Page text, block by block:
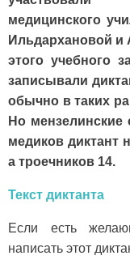
медицинского
Ильдархановой и
этого учебного
записывали
обычно в таких
Но мензелинские
медиков диктант
а троечников 14.
Текст диктанта
Если есть
написать этот